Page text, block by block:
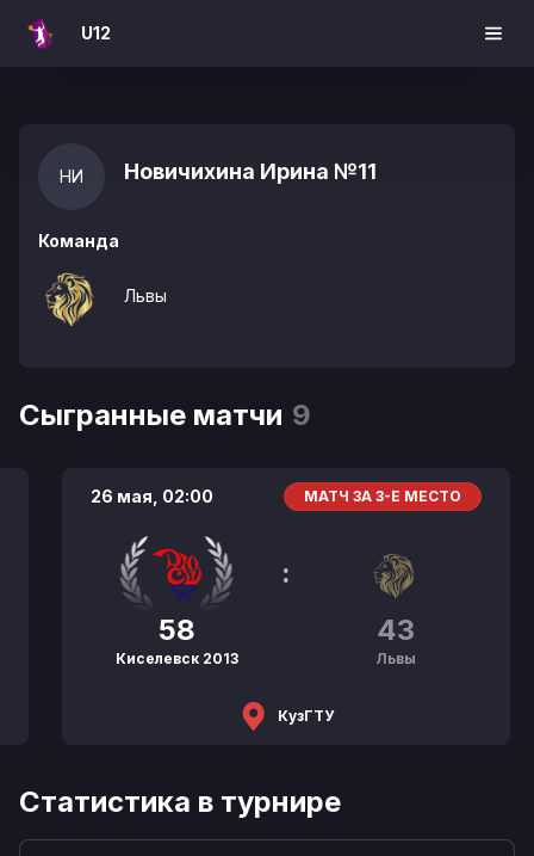
U12
НИ Новичихина Ирина №11
Команда
Львы
Сыгранные матчи 9
26 мая, 02:00 МАТЧ ЗА 3-Е МЕСТО
58
Киселевск 2013
:
43
Львы
КузГТУ
Статистика в турнире